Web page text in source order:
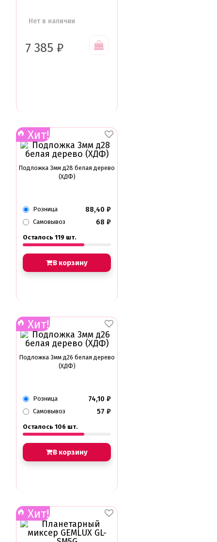
Нет в наличии
7 385 ₽
Хит!
Подложка 3мм д28 белая дерево
(ХДФ)
Розница 88,40 ₽
Самовывоз 68 ₽
Осталось 119 шт.
В корзину
Хит!
Подложка 3мм д26 белая дерево
(ХДФ)
Розница 74,10 ₽
Самовывоз 57 ₽
Осталось 106 шт.
В корзину
Хит!